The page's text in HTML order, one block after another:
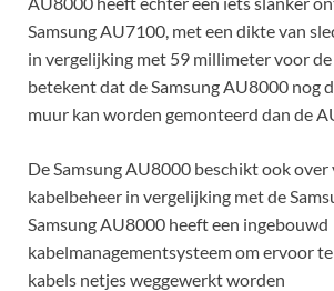
Samsung AU7100, met een dikte van
in vergelijking met 59 millimeter voor
betekent dat de Samsung AU8000 nog
muur kan worden gemonteerd dan de
De Samsung AU8000 beschikt ook
kabelbeheer in vergelijking met de
Samsung AU8000 heeft een ingebouwd
kabelmanagementsysteem om ervoor
kabels netjes weggewerkt worden